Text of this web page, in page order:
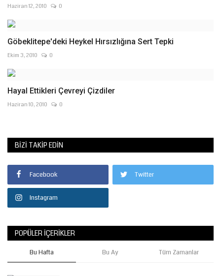
Haziran 12, 2010 0
Göbeklitepe'deki Heykel Hırsızlığına Sert Tepki
Ekim 3, 2010 0
Hayal Ettikleri Çevreyi Çizdiler
Haziran 10, 2010 0
BIZI TAKIP EDIN
Facebook Twitter
Instagram
POPÜLER İÇERIKLER
Bu Hafta Bu Ay Tüm Zamanlar